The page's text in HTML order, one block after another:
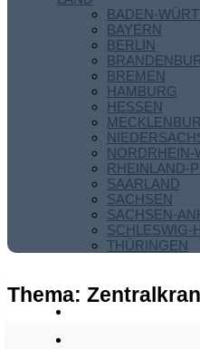
BADEN-
BAYERN
BERLIN
BREMEN
HAMBURG
HESSEN
NORDRHEIN-
RHEINLAND-
SAARLAND
SACHSEN
SACHSEN-
SCHLESWIG-
THÜRINGEN
Thema: